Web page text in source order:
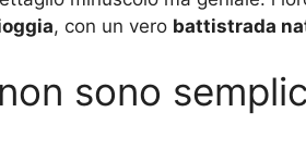
, con un vero battistrada
sono